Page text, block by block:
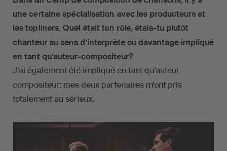
une certaine spécialisation avec les producteurs et
les topliners. Quel était ton rôle, étais-tu plutôt
chanteur au sens d’interprète ou davantage impliqué
en tant qu’auteur-compositeur?
J’ai également été impliqué en tant qu’auteur-
compositeur: mes deux partenaires m’ont pris
totalement au sérieux.